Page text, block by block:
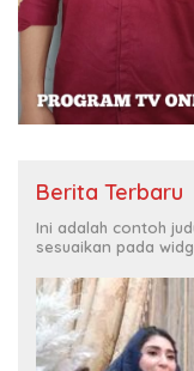
Berita Terbaru
Ini adalah contoh
sesuaikan pada